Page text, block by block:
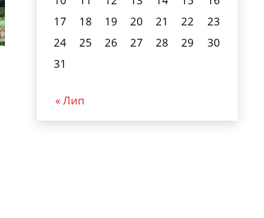
17
18 19 20 21 22
23
24
25 26 27 28 29
30
31
« Лип